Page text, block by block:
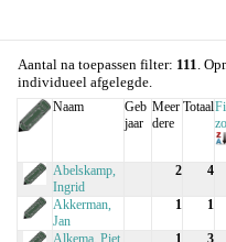
Aantal na toepassen filter: 111.
individueel afgelegde.
Naam
Geb
jaar
Meer
dere
Totaal
Abelskamp,
Ingrid
2 4
Akkerman,
Jan
1 1
Alkema, Piet 1 3